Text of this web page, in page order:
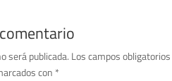
será publicada. Los campos obligatorios
con *